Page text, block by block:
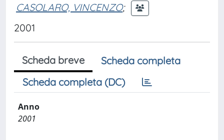
CASOLARO, VINCENZO;
2001
Scheda breve
Scheda completa
Scheda completa (DC)
Anno
2001